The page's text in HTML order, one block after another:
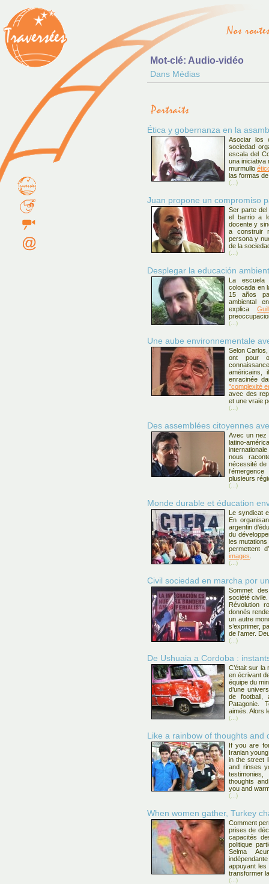
Mot-clé: Audio-vidéo
Dans Médias
Ética y gobernanza en la
Asociar los
sociedad
escala del
una iniciativa
murmullo
las formas
(...)
Juan propone un compromiso
Ser parte
el barrio a
docente y
a construir
persona y
de la
(...)
Desplegar la educación
La escuela
colocada en
15 años
ambiental
explica
(...)
Une aube environnementale
Selon
ont pour
américains,
enracinée
"complexité
avec des
et une vraie
(...)
Des assemblées citoyennes
Avec un nez
latino-
nous
nécessité de
plusieurs
(...)
Monde durable et éducation
Le syndicat
En
argentin
du
les
permettent
images
(...)
Civil sociedad en marcha por
Sommet
société
Révolution
donnés
un autre
s’exprimer,
de l’amer.
(...)
De Ushuaia a Cordoba :
C’était sur
en écrivant
équipe du
d’une
de football,
Patagonie.
aimés. Alors
(...)
Like a rainbow of thoughts and
If you are
Iranian
in the street
and rinses
thoughts
you and
(...)
When women gather, Turkey
Comment
prises de
capacités
politique
Selma
appuyant les
transformer
(...)